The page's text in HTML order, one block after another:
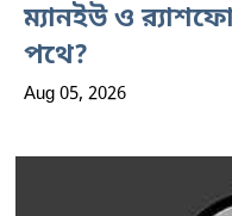
ম্যানইউ ও
পথে?
Aug 05, 2026